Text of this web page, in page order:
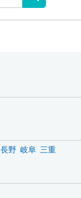
長野 岐阜 三重